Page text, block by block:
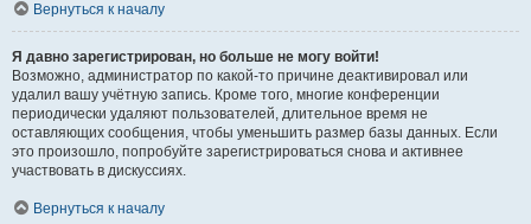
Вернуться к началу
Я давно зарегистрирован, но больше не могу войти!
Возможно, администратор по какой-то причине деактивировал или
удалил вашу учётную запись. Кроме того, многие конференции
периодически удаляют пользователей, длительное время не
оставляющих сообщения, чтобы уменьшить размер базы данных. Если
это произошло, попробуйте зарегистрироваться снова и активнее
участвовать в дискуссиях.
Вернуться к началу